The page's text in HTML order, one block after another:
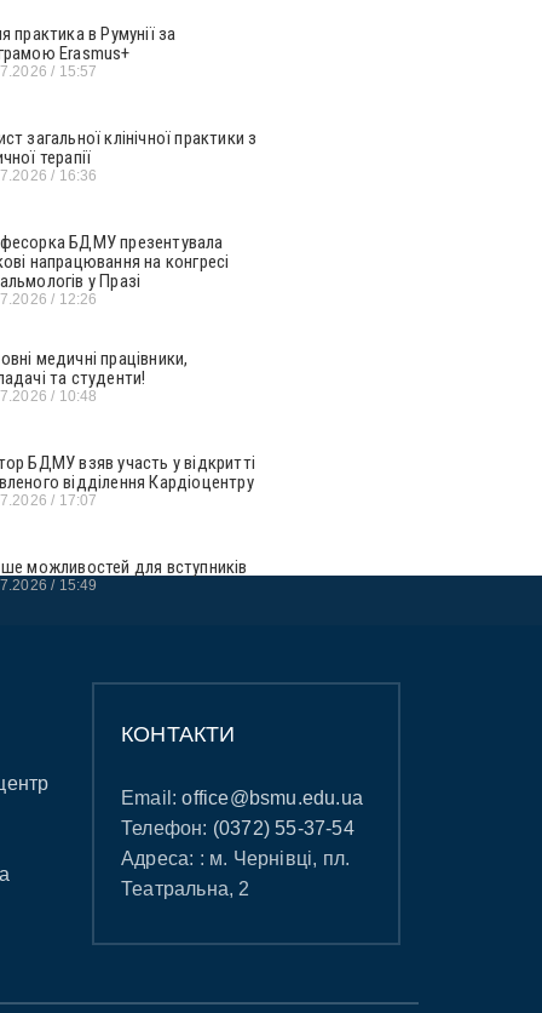
практика в Румунії за
Erasmus+
15:57
загальної клінічної практики з
терапії
16:36
БДМУ презентувала
напрацювання на конгресі
у Празі
12:26
медичні працівники,
та студенти!
10:48
БДМУ взяв участь у відкритті
відділення Кардіоцентру
17:07
можливостей для вступників
15:49
КОНТАКТИ
Email:office@bsmu.edu.ua
Телефон: (0372) 55-37-54
Адреса: : м. Чернівці, пл.
Театральна, 2